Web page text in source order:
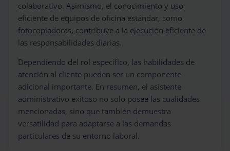
colaborativo. Asimismo, el conocimiento y uso
eficiente de equipos de oficina estándar, como
fotocopiadoras, contribuye a la ejecución eficiente de
las responsabilidades diarias.
Dependiendo del rol específico, las habilidades de
atención al cliente pueden ser un componente
adicional importante. En resumen, el asistente
administrativo exitoso no solo posee las cualidades
mencionadas, sino que también demuestra
versatilidad para adaptarse a las demandas
particulares de su entorno laboral.